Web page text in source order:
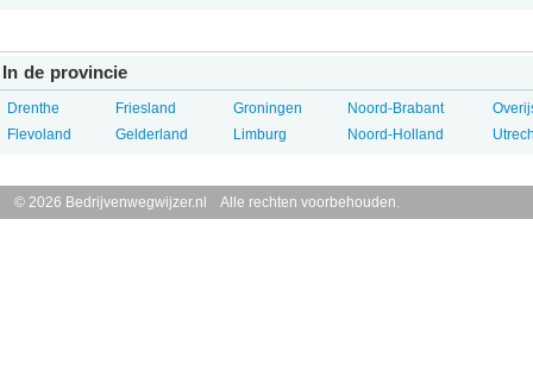
In de provincie
Drenthe
Flevoland
Friesland
Gelderland
Groningen
Limburg
Noord-Brabant
Noord-Holland
© 2026 Bedrijvenwegwijzer.nl Alle rechten voorbehouden.